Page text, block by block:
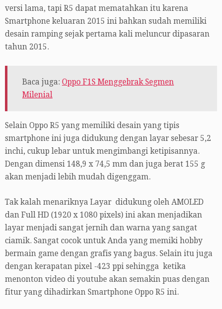
versi lama, tapi R5 dapat mematahkan itu karena
Smartphone keluaran 2015 ini bahkan sudah memiliki
desain ramping sejak pertama kali meluncur dipasaran
tahun 2015.
Baca juga: Oppo F1S Menggebrak Segmen
Milenial
Selain Oppo R5 yang memiliki desain yang tipis
smartphone ini juga didukung dengan layar sebesar 5,2
inchi, cukup lebar untuk mengimbangi ketipisannya.
Dengan dimensi 148,9 x 74,5 mm dan juga berat 155 g
akan menjadi lebih mudah digenggam.
Tak kalah menariknya Layar didukung oleh AMOLED
dan Full HD (1920 x 1080 pixels) ini akan menjadikan
layar menjadi sangat jernih dan warna yang sangat
ciamik. Sangat cocok untuk Anda yang memiki hobby
bermain game dengan grafis yang bagus. Selain itu juga
dengan kerapatan pixel -423 ppi sehingga ketika
menonton video di youtube akan semakin puas dengan
fitur yang dihadirkan Smartphone Oppo R5 ini.